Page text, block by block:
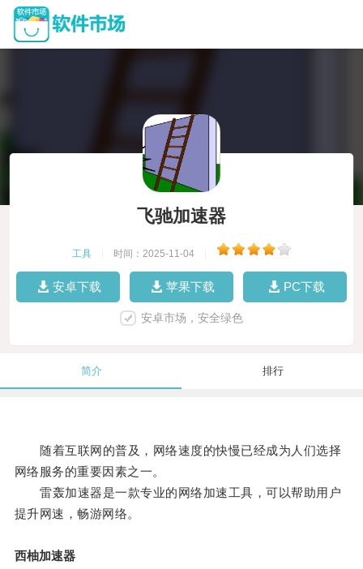
飞驰加速器
工具 时间：2025-11-04
安卓下载 苹果下载 PC下载
安卓市场，安全绿色
简介 排行
随着互联网的普及，网络速度的快慢已经成为人们选择
网络服务的重要因素之一。
雷轰加速器是一款专业的网络加速工具，可以帮助用户
提升网速，畅游网络。
西柚加速器